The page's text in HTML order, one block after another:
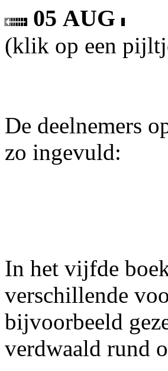
05 AUG
(klik op een
De deelnemers
zo ingevuld:
In het vijfde
verschillende
bijvoorbeeld
verdwaald rund